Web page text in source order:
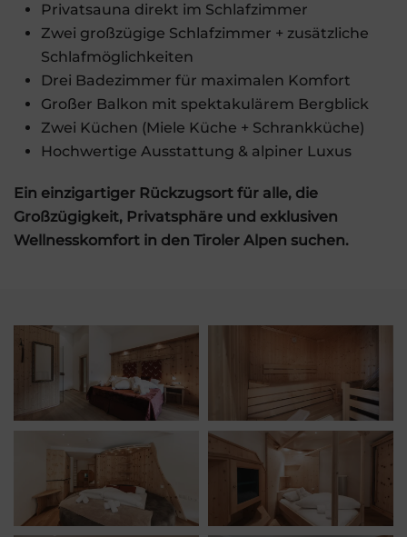
Privatsauna direkt im Schlafzimmer
Zwei großzügige Schlafzimmer + zusätzliche
Schlafmöglichkeiten
Drei Badezimmer für maximalen Komfort
Großer Balkon mit spektakulärem Bergblick
Zwei Küchen (Miele Küche + Schrankküche)
Hochwertige Ausstattung & alpiner Luxus
Ein einzigartiger Rückzugsort für alle, die
Großzügigkeit, Privatsphäre und exklusiven
Wellnesskomfort in den Tiroler Alpen suchen.